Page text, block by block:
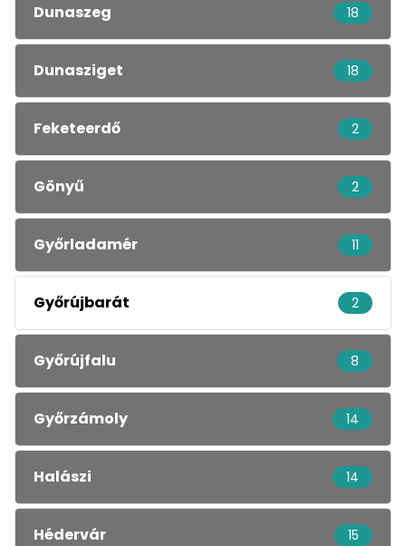
Dunaszeg 18
Dunasziget 18
Feketeerdő 2
Gönyű 2
Győrladamér 11
Győrújbarát 2
Győrújfalu 8
Győrzámoly 14
Halászi 14
Hédervár 15